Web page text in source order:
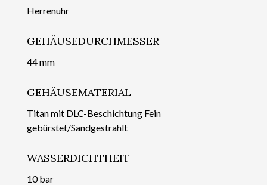
Herrenuhr
GEHÄUSEDURCHMESSER
44 mm
GEHÄUSEMATERIAL
Titan mit DLC-Beschichtung Fein
gebürstet/Sandgestrahlt
WASSERDICHTHEIT
10 bar